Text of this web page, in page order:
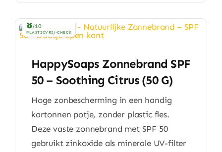
8/10
PLASTICVRIJ-CHECK
HappySoaps Zonnebrand SPF
50 – Soothing Citrus (50 G)
Hoge zonbescherming in een handig
kartonnen potje, zonder plastic fles.
Deze vaste zonnebrand met SPF 50
gebruikt zinkoxide als minerale UV-filter